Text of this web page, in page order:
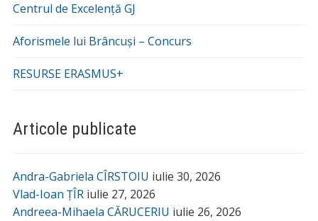
Centrul de Excelență GJ
Aforismele lui Brâncuși – Concurs
RESURSE ERASMUS+
Articole publicate
Andra-Gabriela CÎRSTOIU iulie 30, 2026
Vlad-Ioan ȚÎR iulie 27, 2026
Andreea-Mihaela CĂRUCERIU iulie 26, 2026